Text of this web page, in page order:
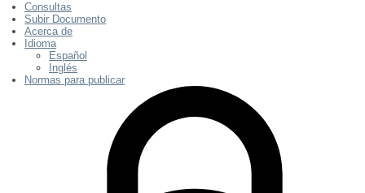
Consultas
Subir Documento
Acerca de
Idioma
Español
Inglés
Normas para publicar